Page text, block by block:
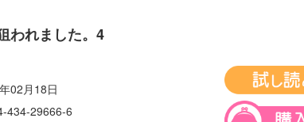
われました。4
02月18日
434-29666-6